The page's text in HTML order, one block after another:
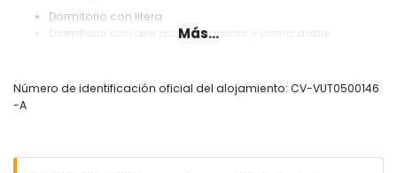
Dormitorio con litera
Dormitorio con aire acondicionado y cama doble
Baño con bañera
Parcela grande y cerrada
Más...
Número de identificación oficial del alojamiento: CV-VUT0500146
-A